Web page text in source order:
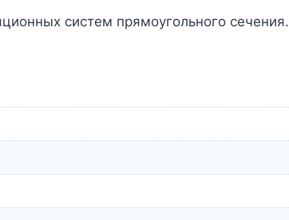
систем прямоугольного сечения.